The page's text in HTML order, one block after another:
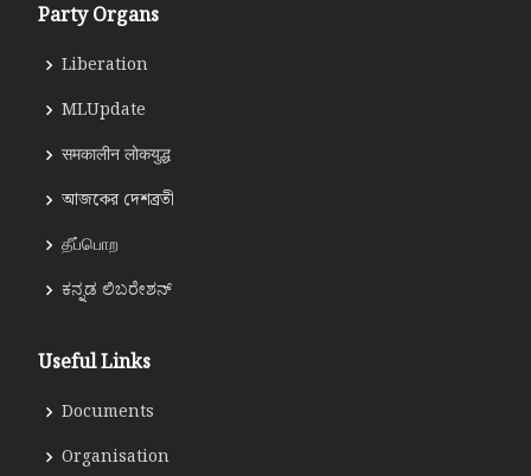
Party Organs
Liberation
MLUpdate
समकालीन लोकयुद्ध
আজকের দেশব্রতী
தீப்பொற
ಕನ್ನಡ ಲಿಬರೇಶನ್
Useful Links
Documents
Organisation